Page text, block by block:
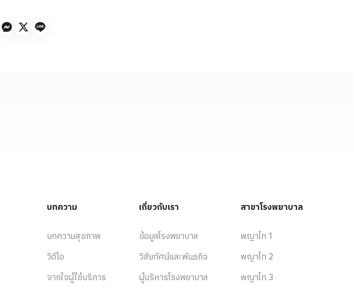
บทความ
บทความสุขภาพ
วิดีโอ
จากใจผู้ใช้บริการ
เกี่ยวกับเรา
ข้อมูลโรงพยาบาล
วิสัยทัศน์และพันธกิจ
ผู้บริหารโรงพยาบาล
สาขาโรงพยาบาล
พญาไท 1
พญาไท 2
พญาไท 3